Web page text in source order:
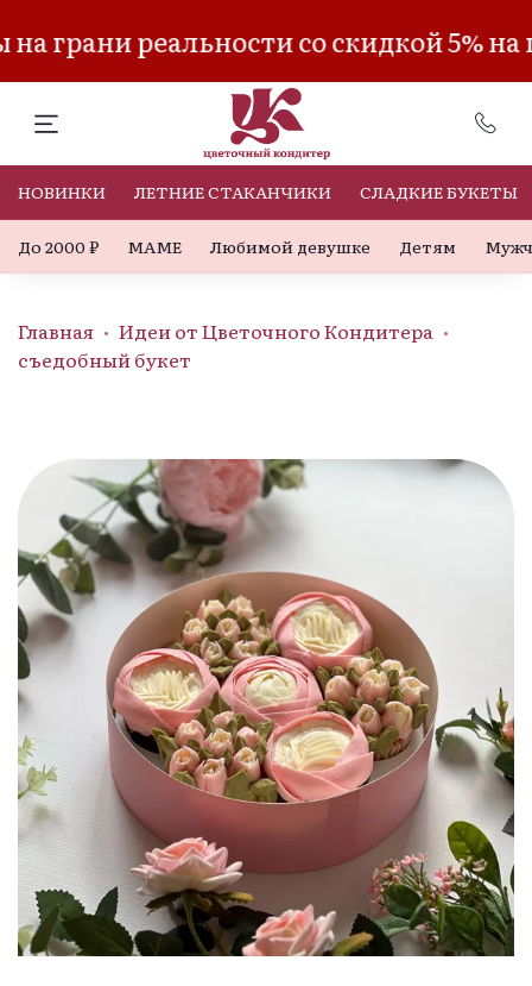
реальности со скидкой 5% на
НОВИНКИ ЛЕТНИЕ СТАКАНЧИКИ СЛАДКИЕ БУКЕТЫ
До 2000 ₽ МАМЕ Любимой девушке Детям
Главная
Идеи от Цветочного Кондитера
съедобный букет